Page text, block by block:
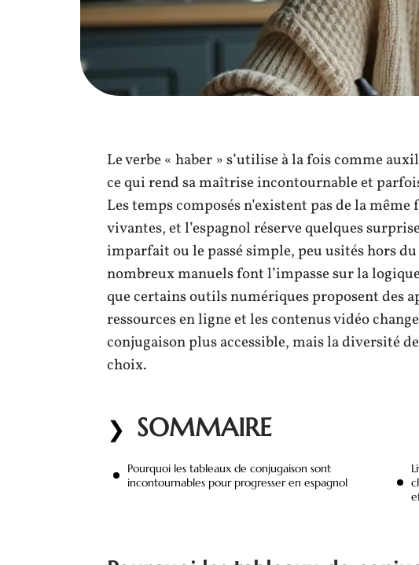
Le verbe « haber » s’utilise à la fois comme
ce qui rend sa maîtrise incontournable et
Les temps composés n’existent pas de la
vivantes, et l’espagnol réserve quelques
imparfait ou le passé simple, peu usités hors
nombreux manuels font l’impasse sur la
que certains outils numériques proposent des
ressources en ligne et les contenus vidéo
conjugaison plus accessible, mais la diversité
choix.
SOMMAIRE
Pourquoi les tableaux de conjugaison sont
incontournables pour progresser en espagnol